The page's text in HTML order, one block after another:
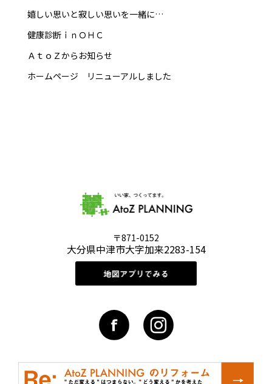
嬉しい思いと寂しい思いを一緒に…
健康診断ｉｎＯＨＣ
ＡｔｏＺからお知らせ
ホームページ リニューアルしました
〒871-0152
大分県中津市大字加来2283-154